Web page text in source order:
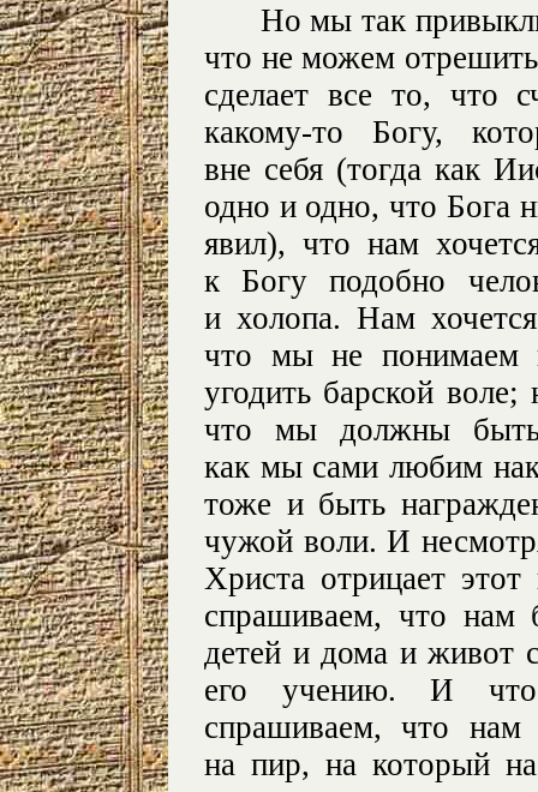
Но мы так
что не можем
сделает все то, что
какому-то Богу,
вне себя (тогда как
одно и одно, что Бога
явил), что нам
к Богу подобно
и холопа. Нам
что мы не понимаем
угодить барской
что мы должны быть
как мы сами любим
тоже и быть
чужой воли. И
Христа отрицает
спрашиваем, что нам
детей и дома и живот
его учению. И
спрашиваем, что
на пир, на который